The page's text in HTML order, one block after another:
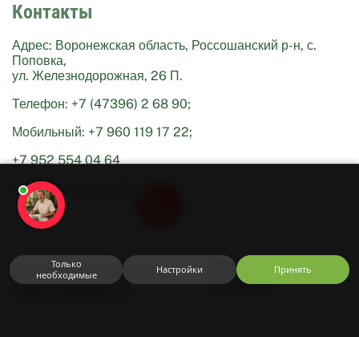
Контакты
Адрес: Воронежская область, Россошанский р-н, с.
Поповка,
ул. Железнодорожная, 26 П.
Телефон: +7 (47396) 2 68 90;
Мобильный: +7 960 119 17 22;
+7 952 554 04 64
E-mail: istokagro@bk.ru
© ИстокАгро 2026. Все
права защищены
Разработка —Сайт
За 6 дней
cookie
Яндекс
Метрику.
Оставаясь
сайте,
вы
соглашаетесь
Только
необходимые
Настройки Принять